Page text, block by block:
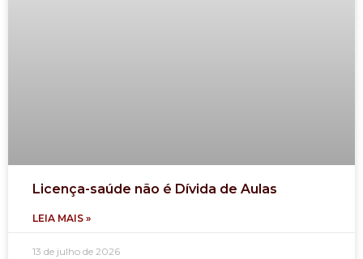
Licença-saúde não é Dívida de Aulas
LEIA MAIS »
13 de julho de 2026